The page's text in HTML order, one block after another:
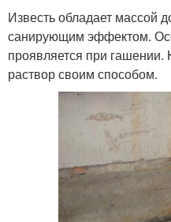
Известь обладает массой
санирующим эффектом.
проявляется при
раствор своим способом.